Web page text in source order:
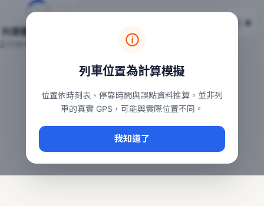
台鐵列車即時位置地圖
本頁顯示目前全台鐵運行中的列車位置，涵蓋自強、普悠瑪、
常用查詢：
、台中車站即時動態
台鐵即時動態
列車位置為計算模擬
位置依時刻表、停靠時間與誤點資料推算，並非列
車的真實 GPS，可能與實際位置不同。
我知道了
列車動態載入中…